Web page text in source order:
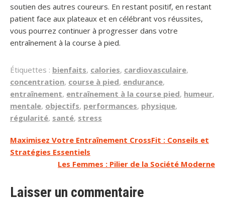
soutien des autres coureurs. En restant positif, en restant
patient face aux plateaux et en célébrant vos réussites,
vous pourrez continuer à progresser dans votre
entraînement à la course à pied.
Étiquettes : bienfaits, calories, cardiovasculaire,
concentration, course à pied, endurance,
entraînement, entraînement à la course pied, humeur,
mentale, objectifs, performances, physique,
régularité, santé, stress
Navigation
de
Maximisez Votre Entraînement CrossFit : Conseils et
Stratégies Essentiels
Les Femmes : Pilier de la Société Moderne
Laisser un commentaire